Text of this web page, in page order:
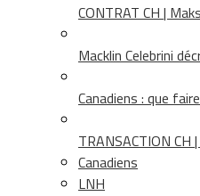
CONTRAT CH |
Macklin Celebrini
Canadiens : que
TRANSACTION CH
Canadiens
LNH